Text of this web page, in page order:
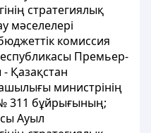
стратегиялық
мәселелері
комиссия
Премьер-
Қазақстан
министрінің
311 бұйрығының;
Ауыл